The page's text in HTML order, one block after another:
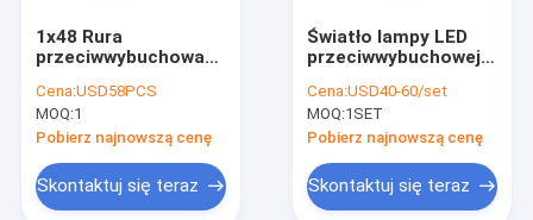
1x48 Rura
przeciwwybuchowa
niebezpieczna ABS
Przemysłowa 115Lm
W
Cena:USD58PCS
MOQ:1
Pobierz najnowszą cenę
Skontaktuj się teraz
Światło lampy LED
przeciwwybuchowej
podwójnej lampy IP66
wodoodpornej lampy
fluorescencyjnej 1,2
M światło liniowe LED
Cena:USD40-60/set
MOQ:1SET
Pobierz najnowszą cenę
Skontaktuj się teraz